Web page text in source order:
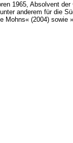
1965, Absolvent
anderem für die
Mohns« (2004)